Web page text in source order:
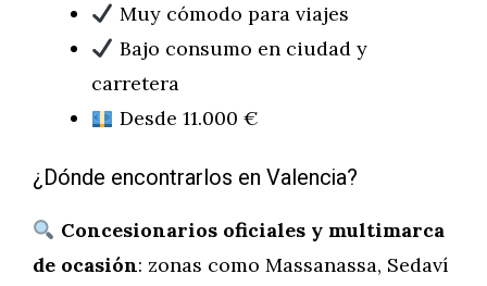
Muy cómodo para viajes
Bajo consumo en ciudad y
carretera
Desde 11.000 €
¿Dónde encontrarlos en Valencia?
Concesionarios oficiales y multimarca
de ocasión: zonas como Massanassa, Sedaví